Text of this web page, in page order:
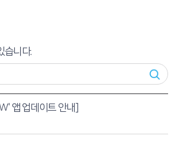
습니다.
앱 업데이트 안내]